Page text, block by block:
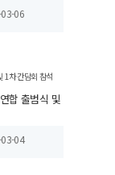
06
합 출범식 및
03-04